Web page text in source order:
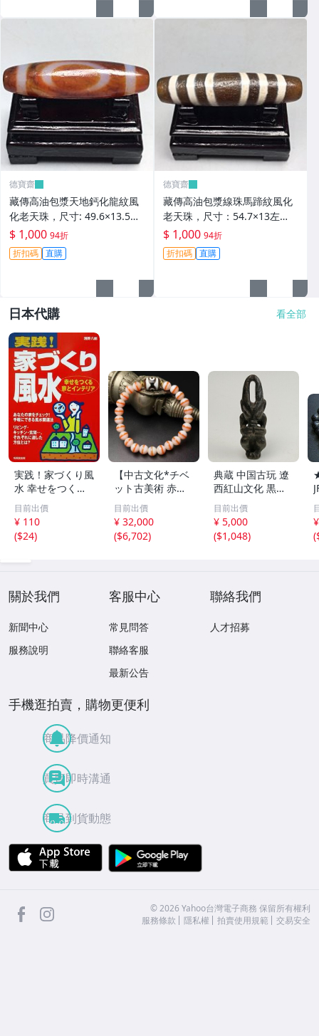
德寶齋
藏傳高油包漿天地鈣化龍紋風
化老天珠，尺寸: 49.6×13.5左
右，材質：瑪瑙， 天珠 瑪瑙
硃砂【德寶齋】406
$ 1,000 94折
折扣碼 直購
德寶齋
藏傳高油包漿線珠馬蹄紋風化
老天珠，尺寸：54.7×13左
右，材質：瑪瑙，玉髓 天珠 瑪
瑙 硃砂【德寶齋】405
$ 1,000 94折
折扣碼 直購
日本代購 看全部
実践！家づくり風
水 幸せをつくる
家とインテリア/
浅野八郎(著者)
目前出價
¥ 110
($24)
【中古文化*チベ
ット古美術 赤縞
天眼瑪瑙丸珠 天
地天珠組み合わせ
ブレスレット 縞
瑪瑙 古玩 アンテ
目前出價
¥ 32,000
($6,702)
典蔵 中国古玩 遼
西紅山文化 黒曜
石 黒皮玉 太陽神
祈祷像 唐物 骨董
品 古美術 古玉 彫
刻 時代物 魔除け
目前出價
¥ 5,000
($1,048)
(
關於我們
新聞中心
服務說明
客服中心
常見問答
聯絡客服
最新公告
聯絡我們
人才招募
手機逛拍賣，購物更便利
商品降價通知
買賣即時溝通
商品到貨動態
APP Store
facebook ©2026 Yahoo台灣電子商務 保留所有權利
服務條款
隱私權 拍賣使用規範 交易安全